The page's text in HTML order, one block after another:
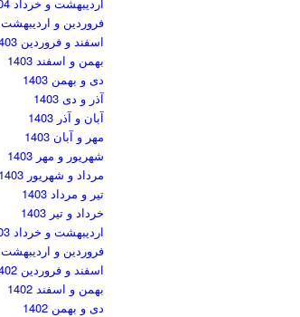
فروردین و اردیبهشت 1404
اسفند و فروردین 1403
بهمن و اسفند 1403
دی و بهمن 1403
آذر و دی 1403
آبان و آذر 1403
مهر و آبان 1403
شهریور و مهر 1403
مرداد و شهریور 1403
تیر و مرداد 1403
خرداد و تیر 1403
اردیبهشت و خرداد 1403
فروردین و اردیبهشت 1403
اسفند و فروردین 1402
بهمن و اسفند 1402
دی و بهمن 1402